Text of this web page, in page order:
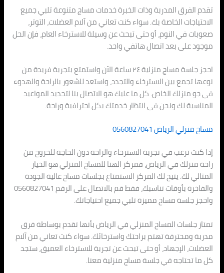
تقدم الفرق المدربة وذات الخبرة خدمات مساج متنوعة تلبي جميع
الاحتياجات الخاصة بك. سواء كنت تعاني من آلام العضلات، التوتر،
صعوبات في النوم، أو حتى تبحث عن وسيلة للاسترخاء العام، فإن الحل
موجود على بعد اتصال هاتفي واحد.
احجز جلسة مساج منزلية ٢٤ ساعة الآن واستمتع بتجربة فريدة من
نوعها تجمع بين الاسترخاء والتجدد، واستعد للشعور بالراحة والهدوء
في جو منزلك الخاص. كل ما عليك هو الاتصال بنا لتحديد المواعيد
المناسبة لك ونحن في انتظار خدمتك بكل احترافية وراحة.
مساج منزلي الرياض 0560827041
إذا كنت ترغب في تجربة الاسترخاء والراحة دون الحاجة للخروج من
راحة منزلك في الرياض، فمركز الهنا للمساج المنزلي هو الخيار
المثالي لك. يتيح لك المركز الاستمتاع بجلسات مساج عالية الجودة
والفاخرة بأوقات تناسبك، فقط قم بالاتصال على الرقم 0560827041
واحجز جلسة مساج مميزة تلبي جميع احتياجاتك.
تمتاز جلسات المساج المنزلي في الرياض بأنها تقدم بوساطة فرق
مدربة ومحترفة تهتم براحتك واسترخائك. سواء كنت تعاني من آلام
العضلات، الإجهاد، أو حتى تبحث عن تجربة للاسترخاء العميق، ستجد
كل ما تحتاجه في جلسة مساج منزلية معنا.